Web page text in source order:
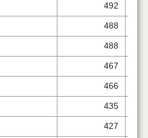
492
488
488
467
466
435
427